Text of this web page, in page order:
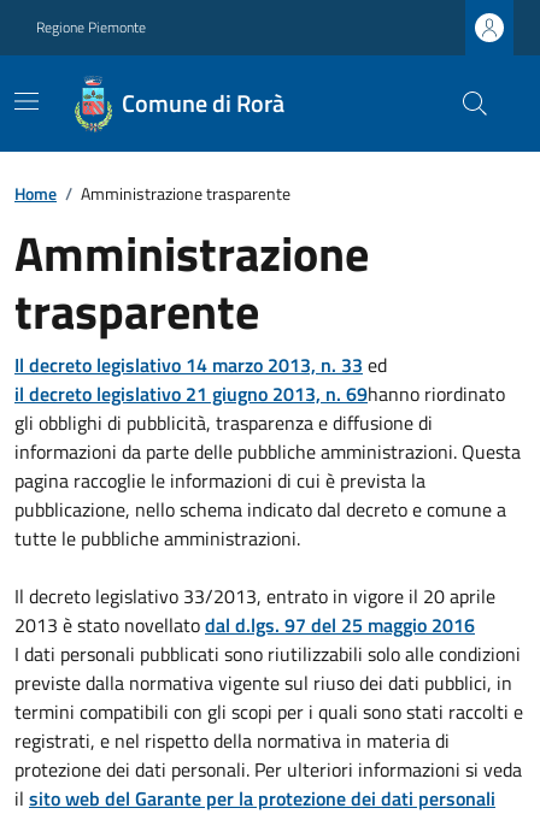
Regione Piemonte
Comune di Rorà
Home / Amministrazione trasparente
Amministrazione
trasparente
Il decreto legislativo 14 marzo 2013, n. 33 ed
il decreto legislativo 21 giugno 2013, n. 69hanno riordinato
gli obblighi di pubblicità, trasparenza e diffusione di
informazioni da parte delle pubbliche amministrazioni. Questa
pagina raccoglie le informazioni di cui è prevista la
pubblicazione, nello schema indicato dal decreto e comune a
tutte le pubbliche amministrazioni.
Il decreto legislativo 33/2013, entrato in vigore il 20 aprile
2013 è stato novellatodal d.lgs. 97 del 25 maggio 2016
I dati personali pubblicati sono riutilizzabili solo alle condizioni
previste dalla normativa vigente sul riuso dei dati pubblici, in
termini compatibili con gli scopi per i quali sono stati raccolti e
registrati, e nel rispetto della normativa in materia di
protezione dei dati personali. Per ulteriori informazioni si veda
il sito web del Garante per la protezione dei dati personali